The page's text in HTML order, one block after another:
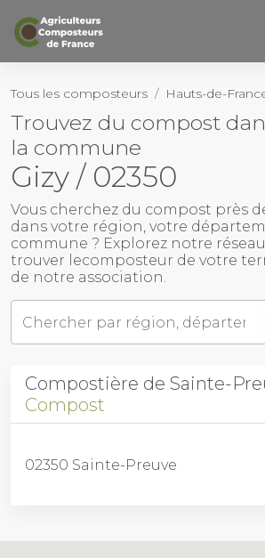
Notre Histoire
Activités
Outils
Contact
Tous les composteurs Hauts-de-
Trouvez du compost
la commune
Gizy / 02350
Vous cherchez du compost près
dans votre région, votre
commune ? Explorez notre
trouver lecomposteur de votre
de notre association.
Compostière de Sainte-
Compost
02350 Sainte-Preuve